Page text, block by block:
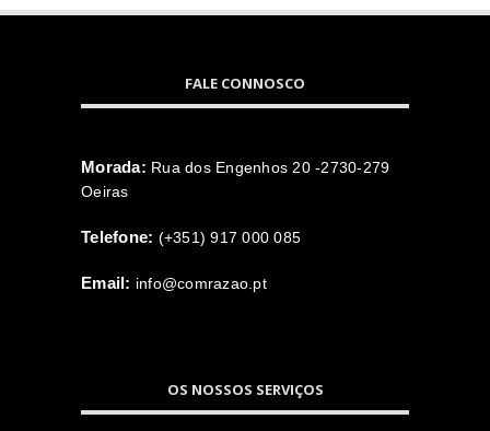
FALE CONNOSCO
Morada: Rua dos Engenhos 20 -2730-279
Oeiras
Telefone: (+351) 917 000 085
Email: info@comrazao.pt
OS NOSSOS SERVIÇOS